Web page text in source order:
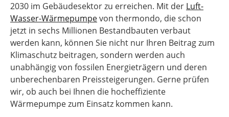
2030 im Gebäudesektor zu erreichen. Mit der Luft-
Wasser-Wärmepumpevon thermondo, die schon
jetzt in sechs Millionen Bestandbauten verbaut
werden kann, können Sie nicht nur Ihren Beitrag zum
Klimaschutz beitragen, sondern werden auch
unabhängig von fossilen Energieträgern und deren
unberechenbaren Preissteigerungen. Gerne prüfen
wir, ob auch bei Ihnen die hocheffiziente
Wärmepumpe zum Einsatz kommen kann.